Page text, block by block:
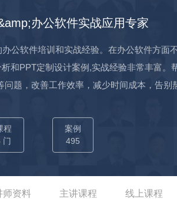
办公软件实战应用专家
公软件培训和实战经验。在办公软件方
和PPT定制设计案例,实战经验非常丰富
作效率，减少时间成本，告别熬夜和无限改稿。 实战经验丰富
期。主导「AI+Office」智能办公系统落地
论沉淀。 辅导超过100位财务人员的Excel
能满足工作的需求。常老师和100多位财
，帮助2期共50位PPT重度使用者梳理了正
程
门
案例
495
师资料 主讲课程 线上课程